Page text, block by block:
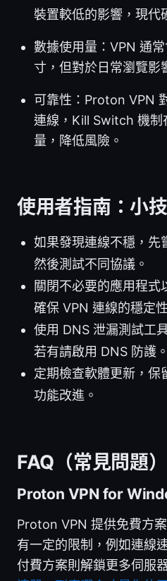
裝置較低的影響，現代
數據使用量：VPN 通
寸，但對於日常瀏覽影
可靠性：Proton VPN
連線，Kill Switch 機制
量，降低風險。
使用者指南：小
如果發現連線不穩，先
然後測試不同協議。
關閉不必要的應用程式
確保 VPN 連線的穩定
使用 DNS 泄漏測試工
若有請啟用 DNS 防護。
定期檢查軟體更新，保
功能改進。
FAQ（常見問題）
Proton VPN for
Proton VPN 提供免費方
有一定的限制，例如連線
付費方案則解鎖更多伺服